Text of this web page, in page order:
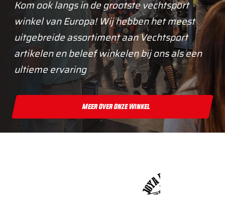
Kom ook langs in de grootste vechtsport
winkel van Europa! Wij hebben het meest
uitgebreide assortiment aan Vechtsport
artikelen en beleef winkelen bij ons als een
ultieme ervaring
Meer Over Onze Winkel